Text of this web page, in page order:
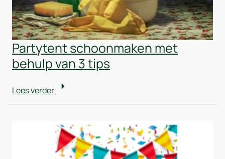
Partytent schoonmaken met
behulp van 3 tips
Lees verder